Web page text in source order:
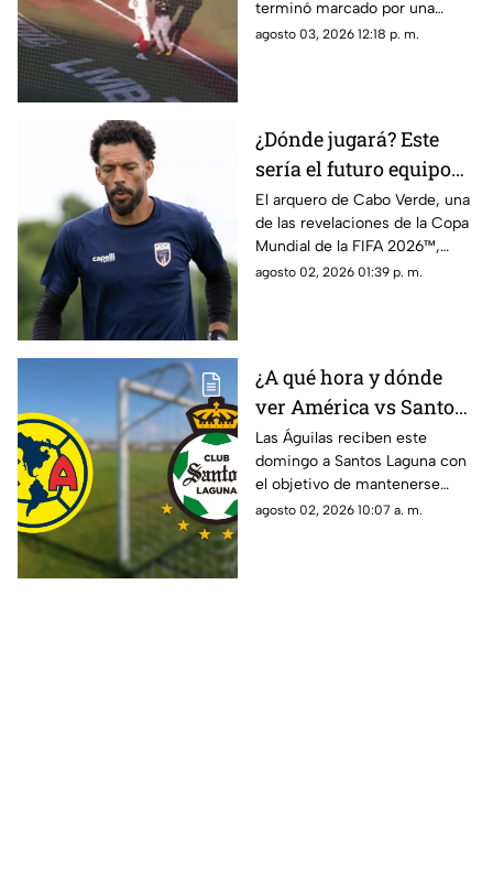
terminó marcado por una
violenta bronca luego de que el
agosto 03, 2026 12:18 p. m.
¿Dónde jugará? Este
sería el futuro equipo
de Vozinha, portero de
Cabo Verde
El arquero de Cabo Verde, una
de las revelaciones de la Copa
Mundial de la FIFA 2026™,
tendría definido su futuro.
agosto 02, 2026 01:39 p. m.
¿A qué hora y dónde
ver América vs Santos
Laguna en la Jornada 3
del Apertura 2026?
Las Águilas reciben este
domingo a Santos Laguna con
el objetivo de mantenerse
entre los protagonistas del
agosto 02, 2026 10:07 a. m.